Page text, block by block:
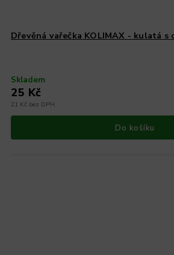
Dřevěná vařečka KOLIMAX - kulatá s
Skladem
21 Kč bez DPH
25 Kč
Do košíku